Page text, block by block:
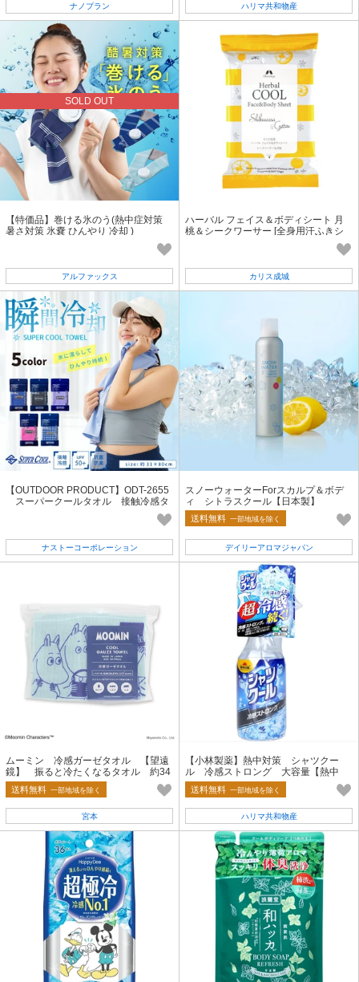
ナノプラン ハリマ共和物産
SOLD OUT
【特価品】巻ける氷のう(熱中症対策
暑さ対策 氷嚢 ひんやり 冷却 )
アルファックス
ハーバル フェイス＆ボディシート 月
桃＆シークワーサー [全身用汗ふきシ
カリス成城
【OUTDOOR PRODUCT】ODT-2655
スーパークールタオル 接触冷感タ
ナストーコーポレーション
スノーウォーターForスカルプ＆ボデ
ィ シトラスクール【日本製】
送料無料 一部地域を除く
デイリーアロマジャパン
ムーミン 冷感ガーゼタオル 【望遠
鏡】 振ると冷たくなるタオル 約34
×90cm
送料無料 一部地域を除く
宮本
【小林製薬】熱中対策 シャツクー
ル 冷感ストロング 大容量【熱中
症・冷却】
送料無料 一部地域を除く
ハリマ共和物産